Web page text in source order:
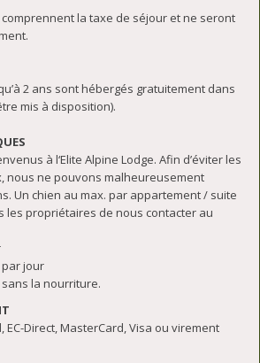
la taxe de séjour et ne seront
2 ans sont hébergés gratuitement dans
mis à disposition).
à l‘Elite Alpine Lodge. Afin d’éviter les
nous ne pouvons malheureusement
Un chien au max. par appartement / suite
les propriétaires de nous contacter au
par jour
la nourriture.
EC-Direct, MasterCard, Visa ou virement